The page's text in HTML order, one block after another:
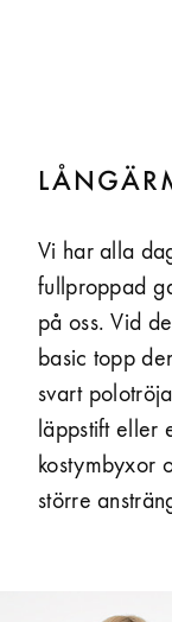
Vi har alla
fullproppad
på oss. Vid
basic topp
svart
läppstift eller
kostymbyxor
större